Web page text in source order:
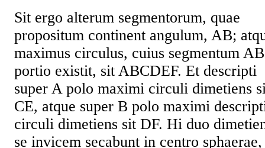
Sit ergo alterum segmentorum, quae
propositum continent angulum, AB;
maximus circulus, cuius segmentum AB
portio existit, sit ABCDEF. Et descripti
super A polo maximi circuli dimetiens
CE, atque super B polo maximi
circuli dimetiens sit DF. Hi duo
se invicem secabunt in centro